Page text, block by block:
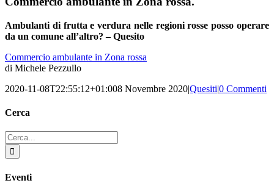
Ambulanti di frutta e verdura nelle regioni rosse posso operare
da un comune all’altro? – Quesito
Commercio ambulante in Zona rossa
di Michele Pezzullo
2020-11-08T22:55:12+01:008 Novembre 2020|Quesiti|0 Commenti
Cerca
Cerca
per:
Eventi